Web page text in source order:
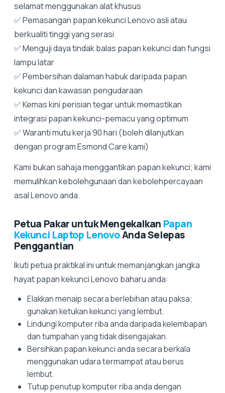
selamat menggunakan alat khusus
✅ Pemasangan papan kekunci Lenovo asli atau
berkualiti tinggi yang serasi
✅ Menguji daya tindak balas papan kekunci dan fungsi
lampu latar
✅ Pembersihan dalaman habuk daripada papan
kekunci dan kawasan pengudaraan
✅ Kemas kini perisian tegar untuk memastikan
integrasi papan kekunci-pemacu yang optimum
✅ Waranti mutu kerja 90 hari (boleh dilanjutkan
dengan program Esmond Care kami)
Kami bukan sahaja menggantikan papan kekunci; kami
memulihkan kebolehgunaan dan kebolehpercayaan
asal Lenovo anda.
Petua Pakar untuk Mengekalkan Papan
Kekunci Laptop LenovoAnda Selepas
Penggantian
Ikuti petua praktikal ini untuk memanjangkan jangka
hayat papan kekunci Lenovo baharu anda:
Elakkan menaip secara berlebihan atau paksa;
gunakan ketukan kekunci yang lembut.
Lindungi komputer riba anda daripada kelembapan
dan tumpahan yang tidak disengajakan.
Bersihkan papan kekunci anda secara berkala
menggunakan udara termampat atau berus
lembut.
Tutup penutup komputer riba anda dengan